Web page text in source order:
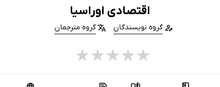
اقتصادی اوراسیا
گروه نویسندگان گروه مترجمان
★
★
★
★
★